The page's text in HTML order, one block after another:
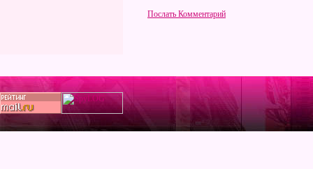
Послать Комментарий